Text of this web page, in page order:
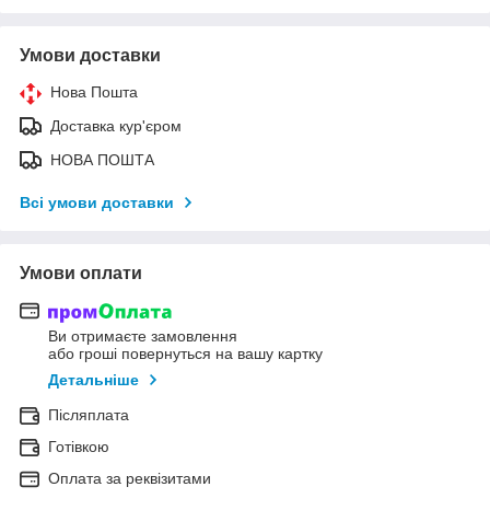
Умови доставки
Нова Пошта
Доставка кур'єром
НОВА ПОШТА
Всі умови доставки
Умови оплати
Ви отримаєте замовлення
або гроші повернуться на вашу картку
Детальніше
Післяплата
Готівкою
Оплата за реквізитами